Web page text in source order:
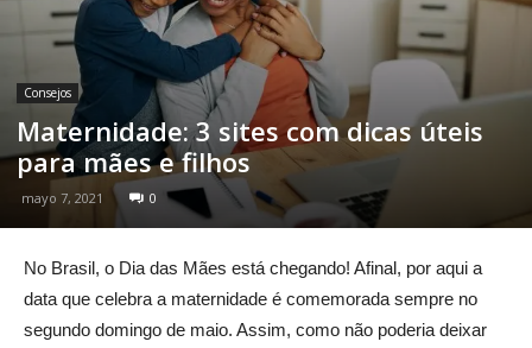
Consejos
Maternidade: 3 sites com dicas úteis
para mães e filhos
mayo 7, 2021 0
No Brasil, o Dia das Mães está chegando! Afinal, por aqui a
data que celebra a maternidade é comemorada sempre no
segundo domingo de maio. Assim, como não poderia deixar